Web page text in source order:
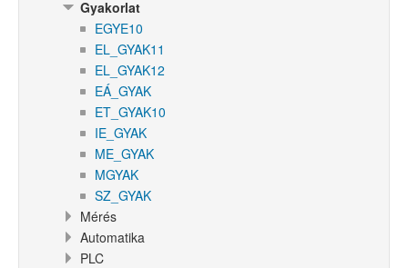
Gyakorlat
EGYE10
EL_GYAK11
EL_GYAK12
EÁ_GYAK
ET_GYAK10
IE_GYAK
ME_GYAK
MGYAK
SZ_GYAK
Mérés
Automatika
PLC